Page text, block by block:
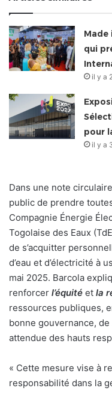
Made
qui
il y a
pour
il y a
Dans une note
public de prendre
Compagnie Énergie
Togolaise des Eaux
de s’acquitter
d’eau et d’électricité à
mai 2025. Barcola
renforcer l’équité et la
ressources publiques,
bonne gouvernance, de
attendue des hauts
« Cette mesure vise à
responsabilité dans la